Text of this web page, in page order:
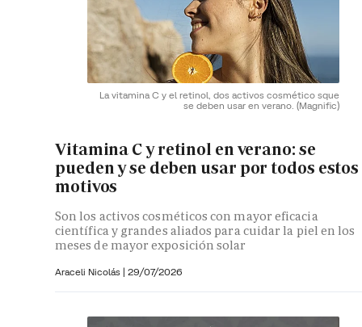
La vitamina C y el retinol, dos activos cosmético sque
se deben usar en verano. (Magnific)
Vitamina C y retinol en verano: se
pueden y se deben usar por todos estos
motivos
Son los activos cosméticos con mayor eficacia
científica y grandes aliados para cuidar la piel en los
meses de mayor exposición solar
Araceli Nicolás | 29/07/2026